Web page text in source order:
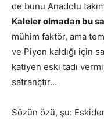
de bunu Anadolu
Kaleler olmadan bu
mühim faktör, ama
ve Piyon kaldığı için
katiyen eski tadı
satrançtır…
Sözün özü, şu: